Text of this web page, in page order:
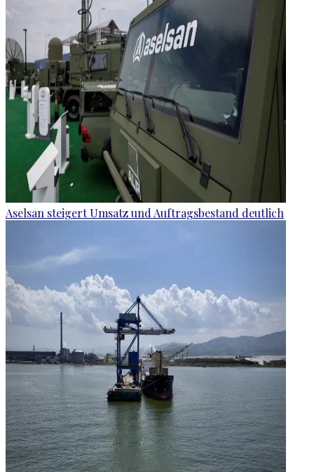
Aselsan steigert Umsatz und Auftragsbestand deutlich